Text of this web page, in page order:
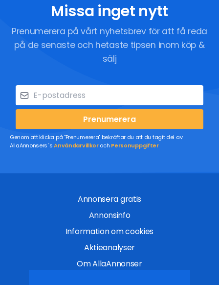
Missa inget nytt
Prenumerera på vårt nyhetsbrev för att få reda
på de senaste och hetaste tipsen inom köp &
sälj
Prenumerera
Genom att klicka på "Prenumerera" bekräftar du att du tagit del av
AllaAnnonsers´sAnvändarvillkoroch Personuppgifter
Annonsera gratis
Annonsinfo
Information om cookies
Aktieanalyser
Om AllaAnnonser